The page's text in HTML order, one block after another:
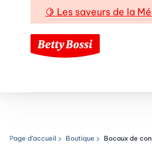
🍋 Les saveurs de la
Chemin de
Page d’accueil Boutique Bocaux de